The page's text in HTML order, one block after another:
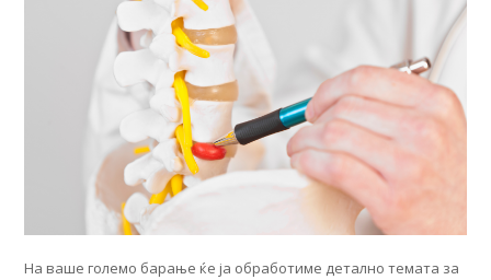
На ваше големо барање ќе ја обработиме детално темата за